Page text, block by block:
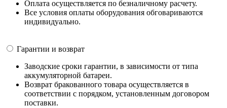
Оплата осуществляется по безналичному расчету.
Все условия оплаты оборудования обговариваются
индивидуально.
Гарантии и возврат
Заводские сроки гарантии, в зависимости от типа
аккумуляторной батареи.
Возврат бракованного товара осуществляется в
соответствии с порядком, установленным договором
поставки.